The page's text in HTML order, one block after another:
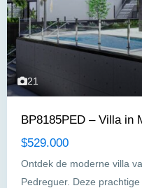
21
BP8185PED – Villa in
$529.000
Ontdek de moderne villa
Pedreguer. Deze